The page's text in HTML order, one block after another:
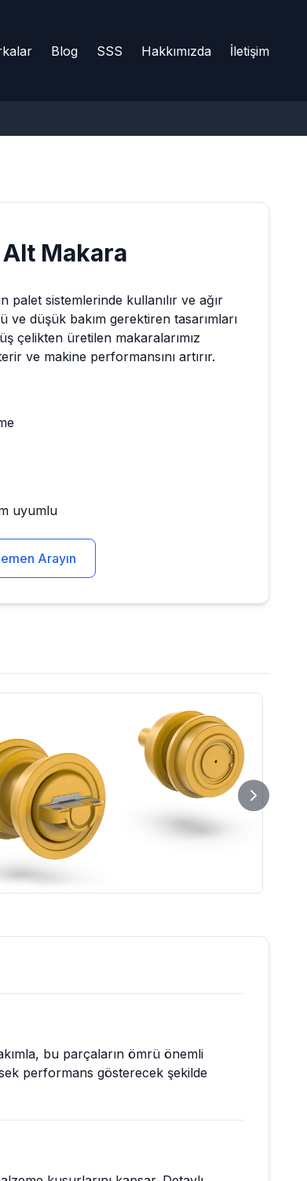
Blog SSS Hakkımızda İletişim
Alt Makara
palet sistemlerinde kullanılır ve ağır
ve düşük bakım gerektiren tasarımları
çelikten üretilen makaralarımız
ve makine performansını artırır.
uyumlu
Arayın
bu parçaların ömrü önemli
performans gösterecek şekilde